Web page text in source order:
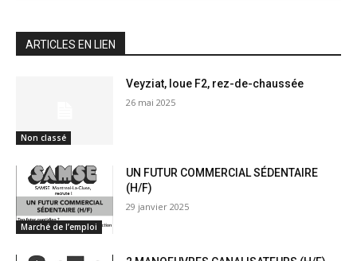
ARTICLES EN LIEN
Non classé
Veyziat, loue F2, rez-de-chaussée
26 mai 2025
Marché de l’emploi
UN FUTUR COMMERCIAL SÉDENTAIRE
(H/F)
29 janvier 2025